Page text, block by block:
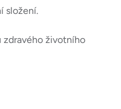
složení.
zdravého životního